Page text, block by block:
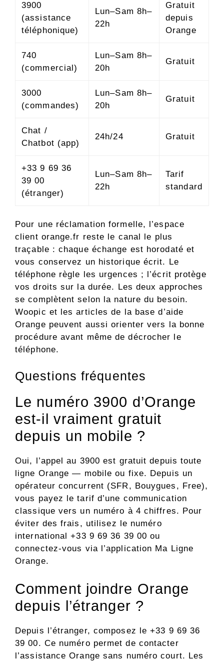
3900
(assistance
téléphonique)
Lun–Sam 8h–
22h
Gratuit
depuis
Orange
740
(commercial)
Lun–Sam 8h–
20h
Gratuit
3000
(commandes)
Lun–Sam 8h–
20h
Gratuit
Chat /
Chatbot (app)
24h/24 Gratuit
+33 9 69 36
39 00
(étranger)
Lun–Sam 8h–
22h
Tarif
standard
Pour une réclamation formelle, l’espace
client orange.fr reste le canal le plus
traçable : chaque échange est horodaté et
vous conservez un historique écrit. Le
téléphone règle les urgences ; l’écrit protège
vos droits sur la durée. Les deux approches
se complètent selon la nature du besoin.
Woopic et les articles de la base d’aide
Orange peuvent aussi orienter vers la bonne
procédure avant même de décrocher le
téléphone.
Questions fréquentes
Le numéro 3900 d’Orange
est-il vraiment gratuit
depuis un mobile ?
Oui, l’appel au 3900 est gratuit depuis toute
ligne Orange — mobile ou fixe. Depuis un
opérateur concurrent (SFR, Bouygues, Free),
vous payez le tarif d’une communication
classique vers un numéro à 4 chiffres. Pour
éviter des frais, utilisez le numéro
international +33 9 69 36 39 00 ou
connectez-vous via l’application Ma Ligne
Orange.
Comment joindre Orange
depuis l’étranger ?
Depuis l’étranger, composez le +33 9 69 36
39 00. Ce numéro permet de contacter
l’assistance Orange sans numéro court. Les